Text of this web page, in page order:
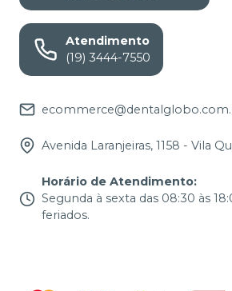
Atendimento
(19) 3444-7550
Avenida Laranjeiras, 1158 - Vila
Horário de Atendimento:
Segunda à sexta das 08:30 às
feriados.